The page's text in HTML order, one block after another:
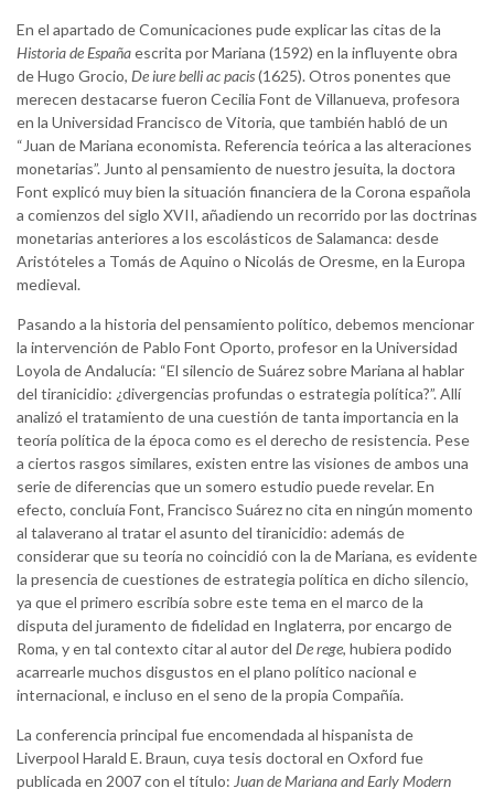
En el apartado de Comunicaciones pude explicar las citas de la
Historia de Españaescrita por Mariana (1592) en la influyente obra
de Hugo Grocio, De iure belli ac pacis(1625). Otros ponentes que
merecen destacarse fueron Cecilia Font de Villanueva, profesora
en la Universidad Francisco de Vitoria, que también habló de un
“Juan de Mariana economista. Referencia teórica a las alteraciones
monetarias”. Junto al pensamiento de nuestro jesuita, la doctora
Font explicó muy bien la situación financiera de la Corona española
a comienzos del siglo XVII, añadiendo un recorrido por las doctrinas
monetarias anteriores a los escolásticos de Salamanca: desde
Aristóteles a Tomás de Aquino o Nicolás de Oresme, en la Europa
medieval.
Pasando a la historia del pensamiento político, debemos mencionar
la intervención de Pablo Font Oporto, profesor en la Universidad
Loyola de Andalucía: “El silencio de Suárez sobre Mariana al hablar
del tiranicidio: ¿divergencias profundas o estrategia política?”. Allí
analizó el tratamiento de una cuestión de tanta importancia en la
teoría política de la época como es el derecho de resistencia. Pese
a ciertos rasgos similares, existen entre las visiones de ambos una
serie de diferencias que un somero estudio puede revelar. En
efecto, concluía Font, Francisco Suárez no cita en ningún momento
al talaverano al tratar el asunto del tiranicidio: además de
considerar que su teoría no coincidió con la de Mariana, es evidente
la presencia de cuestiones de estrategia política en dicho silencio,
ya que el primero escribía sobre este tema en el marco de la
disputa del juramento de fidelidad en Inglaterra, por encargo de
Roma, y en tal contexto citar al autor del De rege, hubiera podido
acarrearle muchos disgustos en el plano político nacional e
internacional, e incluso en el seno de la propia Compañía.
La conferencia principal fue encomendada al hispanista de
Liverpool Harald E. Braun, cuya tesis doctoral en Oxford fue
publicada en 2007 con el título: Juan de Mariana and Early Modern